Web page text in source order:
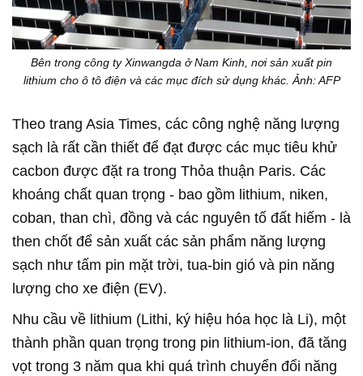
Bên trong công ty Xinwangda ở Nam Kinh, nơi sản xuất pin
lithium cho ô tô điện và các mục đích sử dụng khác. Ảnh: AFP
Theo trang Asia Times, các công nghệ năng lượng
sạch là rất cần thiết để đạt được các mục tiêu khử
cacbon được đặt ra trong Thỏa thuận Paris. Các
khoáng chất quan trọng - bao gồm lithium, niken,
coban, than chì, đồng và các nguyên tố đất hiếm - là
then chốt để sản xuất các sản phẩm năng lượng
sạch như tấm pin mặt trời, tua-bin gió và pin năng
lượng cho xe điện (EV).
Nhu cầu về lithium (Lithi, ký hiệu hóa học là Li), một
thành phần quan trọng trong pin lithium-ion, đã tăng
vọt trong 3 năm qua khi quá trình chuyển đổi năng